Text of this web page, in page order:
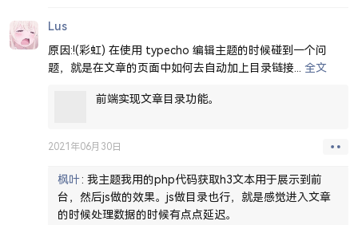
Lus
原因:!(彩虹) 在使用 typecho 编辑主题的时候碰到一个问
题，就是在文章的页面中如何去自动加上目录链接
前端实现文章目录功能。
2021年06月30日
枫叶 我主题我用的php代码获取h3文本用于展示到前
台，然后js做的效果。js做目录也行，就是感觉进入文章
的时候处理数据的时候有点点延迟。